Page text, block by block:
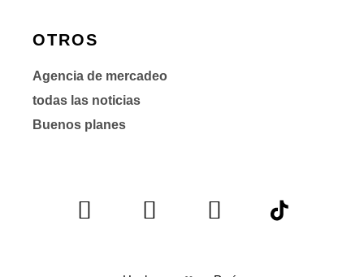
OTROS
Agencia de mercadeo
todas las noticias
Buenos planes